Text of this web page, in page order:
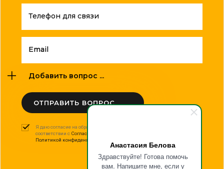
Анастасия Белова
Здравствуйте! Готова помочь
вам. Напишите мне, если у
Телефон для связи
Email
Добавить вопрос ...
ОТПРАВИТЬ ВОПРОС
Я даю согласие на обработку моих персональных данных в
соответствии с Согласием на обработку персональных данных
Политикой конфиденциальности